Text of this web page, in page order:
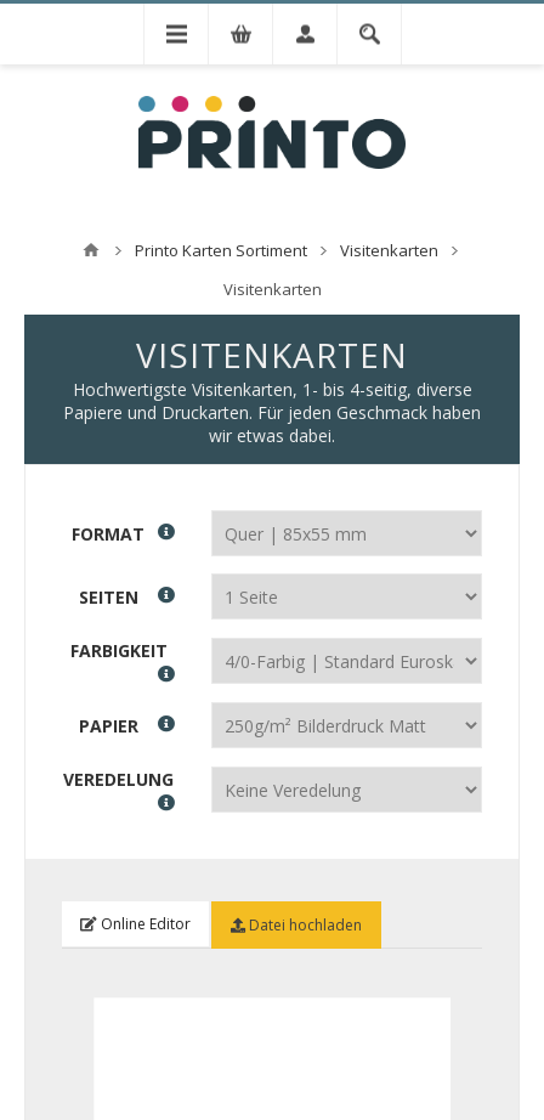
Printo Karten Sortiment
Visitenkarten
Visitenkarten
VISITENKARTEN
Hochwertigste Visitenkarten, 1- bis 4-seitig, diverse
Papiere und Druckarten. Für jeden Geschmack haben
wir etwas dabei.
FORMAT
SEITEN
FARBIGKEIT
PAPIER
VEREDELUNG
Online Editor Datei hochladen